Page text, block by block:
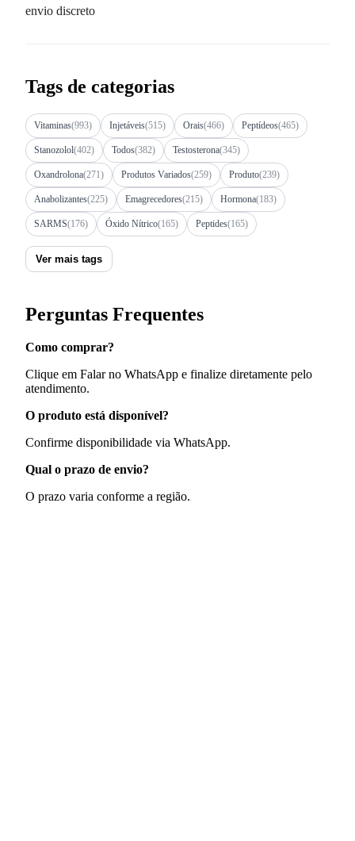
envio discreto
Tags de categorias
Vitaminas(993) Injetáveis(515) Orais(466) Peptídeos(465)
Stanozolol(402) Todos(382) Testosterona(345)
Oxandrolona(271) Produtos Variados(259) Produto(239)
Anabolizantes(225) Emagrecedores(215) Hormona(183)
SARMS(176) Óxido Nítrico(165) Peptides(165)
Ver mais tags
Perguntas Frequentes
Como comprar?
Clique em Falar no WhatsApp e finalize diretamente pelo
atendimento.
O produto está disponível?
Confirme disponibilidade via WhatsApp.
Qual o prazo de envio?
O prazo varia conforme a região.